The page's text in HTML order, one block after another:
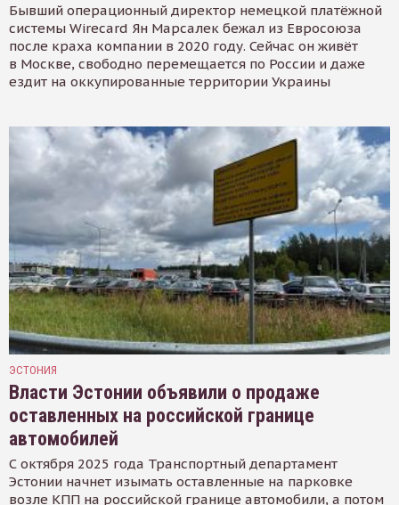
Бывший операционный директор немецкой платёжной
системы Wirecard Ян Марсалек бежал из Евросоюза
после краха компании в 2020 году. Сейчас он живёт
в Москве, свободно перемещается по России и даже
ездит на оккупированные территории Украины
ЭСТОНИЯ
Власти Эстонии объявили о продаже
оставленных на российской границе
автомобилей
С октября 2025 года Транспортный департамент
Эстонии начнет изымать оставленные на парковке
возле КПП на российской границе автомобили, а потом